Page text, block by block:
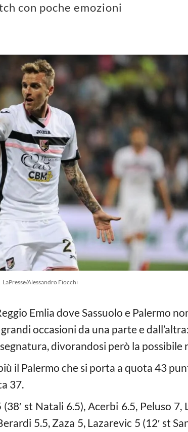
con poche emozioni
LaPresse/Alessandro Fiocchi
Emlia dove Sassuolo e Palermo
occasioni da una parte e
divorandosi però la possibile
il Palermo che si porta a quota 43
37.
st Natali 6.5), Acerbi 6.5, Peluso 7,
5.5, Zaza 5, Lazarevic 5 (12′ st